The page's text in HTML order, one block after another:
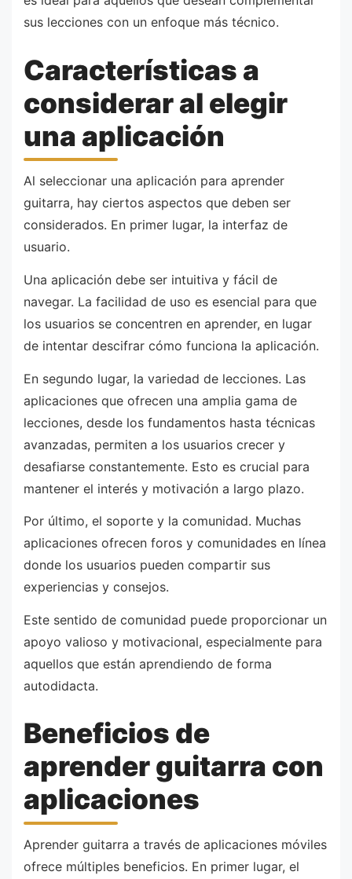
sus lecciones con un enfoque más técnico.
Características a
considerar al elegir
una aplicación
Al seleccionar una aplicación para aprender
guitarra, hay ciertos aspectos que deben ser
considerados. En primer lugar, la interfaz de
usuario.
Una aplicación debe ser intuitiva y fácil de
navegar. La facilidad de uso es esencial para que
los usuarios se concentren en aprender, en lugar
de intentar descifrar cómo funciona la aplicación.
En segundo lugar, la variedad de lecciones. Las
aplicaciones que ofrecen una amplia gama de
lecciones, desde los fundamentos hasta técnicas
avanzadas, permiten a los usuarios crecer y
desafiarse constantemente. Esto es crucial para
mantener el interés y motivación a largo plazo.
Por último, el soporte y la comunidad. Muchas
aplicaciones ofrecen foros y comunidades en línea
donde los usuarios pueden compartir sus
experiencias y consejos.
Este sentido de comunidad puede proporcionar un
apoyo valioso y motivacional, especialmente para
aquellos que están aprendiendo de forma
autodidacta.
Beneficios de
aprender guitarra con
aplicaciones
Aprender guitarra a través de aplicaciones móviles
ofrece múltiples beneficios. En primer lugar, el